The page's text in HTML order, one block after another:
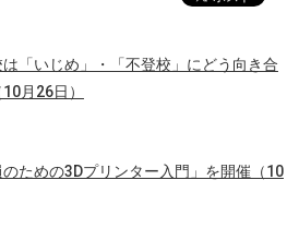
「いじめ」・「不登校」にどう向き合
月26日）
ための3Dプリンター入門」を開催（10